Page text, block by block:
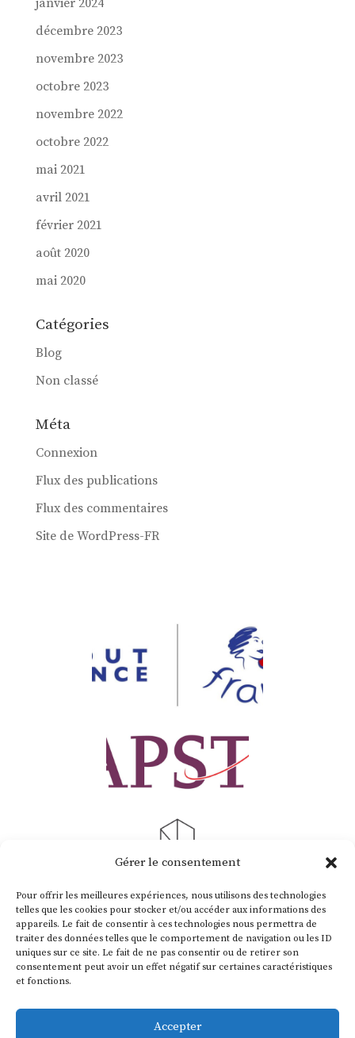
Gérer le consentement
Pour offrir les meilleures expériences, nous utilisons des technologies
telles que les cookies pour stocker et/ou accéder aux informations des
appareils. Le fait de consentir à ces technologies nous permettra de
traiter des données telles que le comportement de navigation ou les ID
uniques sur ce site. Le fait de ne pas consentir ou de retirer son
consentement peut avoir un effet négatif sur certaines caractéristiques
et fonctions.
Accepter
janvier 2024
décembre 2023
novembre 2023
octobre 2023
novembre 2022
octobre 2022
mai 2021
avril 2021
février 2021
août 2020
mai 2020
Catégories
Blog
Non classé
Méta
Connexion
Flux des publications
Flux des commentaires
Site de WordPress-FR
Contactez-nous !